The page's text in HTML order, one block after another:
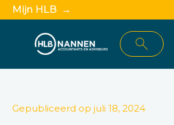
Mijn HLB →
Gepubliceerd op juli 18, 2024